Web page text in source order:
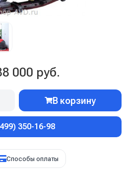
000 руб.
В корзину
350-16-98
Способы оплаты